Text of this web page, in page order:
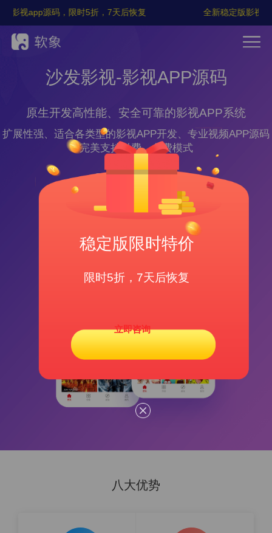
视app源码，限时5折，7天后恢复 全新稳定版影视app
沙发影视-影视APP源码
原生开发高性能、安全可靠的影视APP系统
扩展性强、适合各类型的影视APP开发、专业视频APP源码
完美支持付费、免费模式
八大优势
稳定版限时特价
限时5折，7天后恢复
立即咨询